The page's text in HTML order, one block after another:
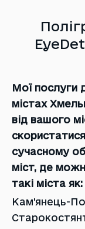
Мої послуги
містах
від вашого
сучасному
міст, де
такі міста як:
Кам'янець-